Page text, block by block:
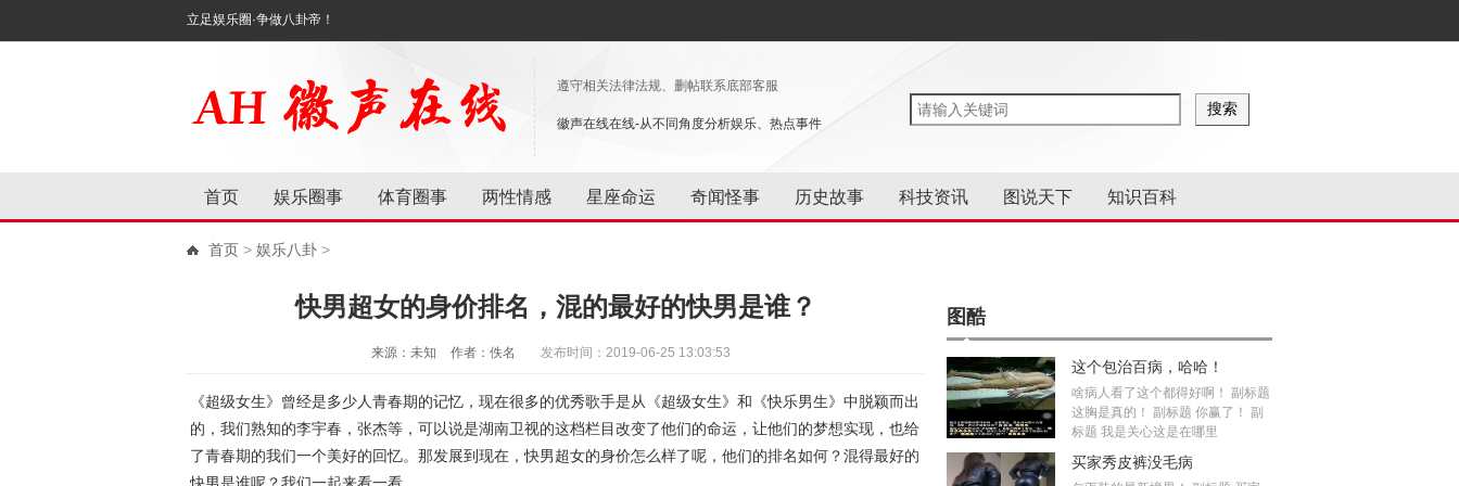
立足娱乐圈·争做八卦帝！
遵守相关法律法规、删帖联系底部客服
徽声在线在线-从不同角度分析娱乐、热点事件
首页 娱乐圈事 体育圈事 两性情感 星座命运 奇闻怪事 历史故事 科技资讯 图说天下 知识百科
首页 > 娱乐八卦 >
快男超女的身价排名，混的最好的快男是谁？
来源：未知 作者：佚名 发布时间：2019-06-25 13:03:53
《超级女生》曾经是多少人青春期的记忆，现在很多的优秀歌手是从《超级女生》和《快乐男生》中脱颖而出
的，我们熟知的李宇春，张杰等，可以说是湖南卫视的这档栏目改变了他们的命运，让他们的梦想实现，也给
了青春期的我们一个美好的回忆。那发展到现在，快男超女的身价怎么样了呢，他们的排名如何？混得最好的
图酷
这个包治百病，哈哈！
啥病人看了这个都得好啊！ 副标题
这胸是真的！ 副标题 你赢了！ 副
标题 我是关心这是在哪里
买家秀皮裤没毛病